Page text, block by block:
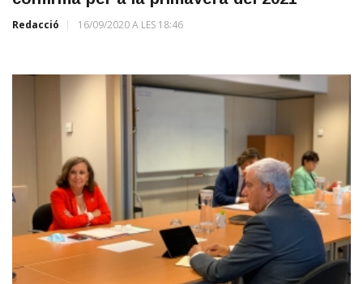
Redacció 16/09/2020 A LES 18:46